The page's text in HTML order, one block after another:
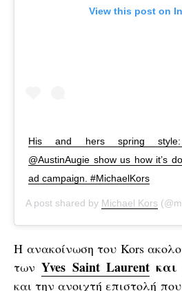
View this post on
His and hers spring style:
@AustinAugie show us how it’s
ad campaign. #MichaelKors
A post shared by Michael Kors
Η ανακοίνωση του Kors
τωνYves Saint Laurent
και την ανοιχτή επιστολή